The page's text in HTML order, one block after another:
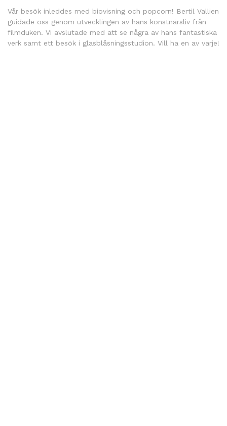
Vår besök inleddes med biovisning och popcorn! Bertil Vallien
guidade oss genom utvecklingen av hans konstnärsliv från
filmduken. Vi avslutade med att se några av hans fantastiska
verk samt ett besök i glasblåsningsstudion. Vill ha en av varje!